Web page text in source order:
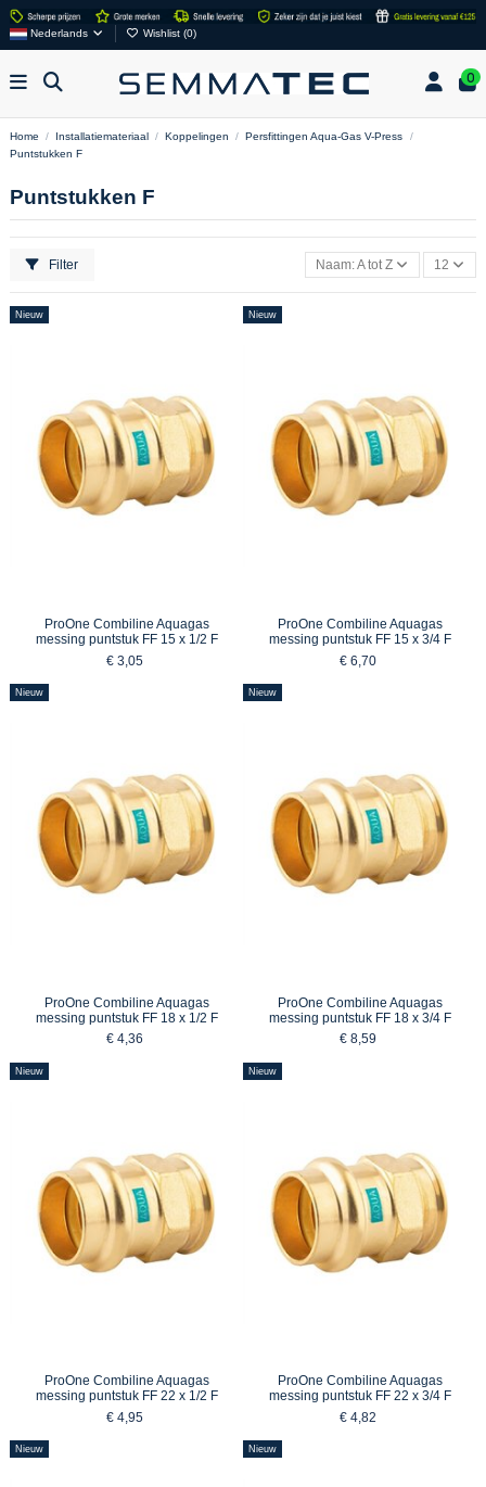
Nederlands Wishlist (0)
0
Home Installatiemateriaal Koppelingen
Persfittingen Aqua-Gas V-Press
Puntstukken F
Puntstukken F
Filter Naam: A tot Z 12
Nieuw
ProOne Combiline Aquagas
messing puntstuk FF 15 x 1/2 F
€ 3,05
Nieuw
ProOne Combiline Aquagas
messing puntstuk FF 15 x 3/4 F
€ 6,70
Nieuw
ProOne Combiline Aquagas
messing puntstuk FF 18 x 1/2 F
€ 4,36
Nieuw
ProOne Combiline Aquagas
messing puntstuk FF 18 x 3/4 F
€ 8,59
Nieuw
ProOne Combiline Aquagas
messing puntstuk FF 22 x 1/2 F
€ 4,95
Nieuw
ProOne Combiline Aquagas
messing puntstuk FF 22 x 3/4 F
€ 4,82
Nieuw Nieuw